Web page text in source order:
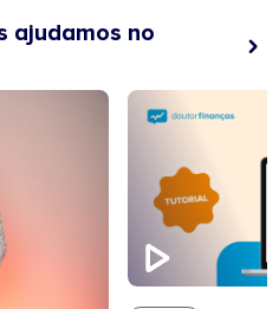
ajudamos no